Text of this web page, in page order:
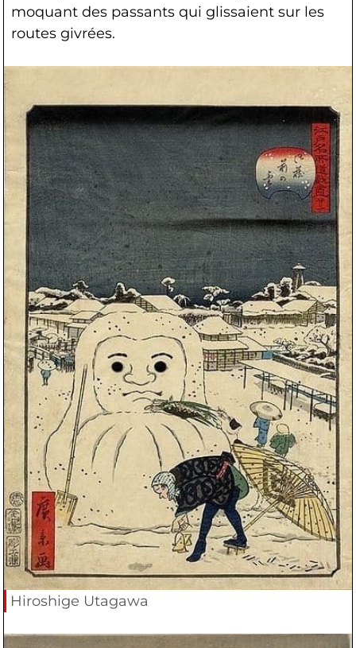
moquant des passants qui glissaient sur les
routes givrées.
Hiroshige Utagawa